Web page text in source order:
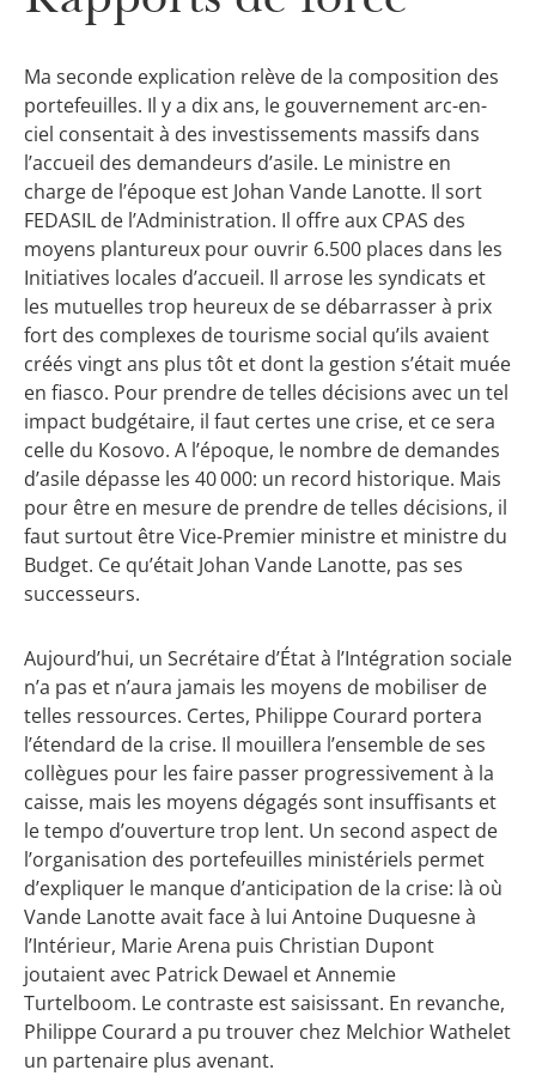
Ma seconde explication relève de la composition des
portefeuilles. Il y a dix ans, le gouvernement arc-en-
ciel consentait à des investissements massifs dans
l’accueil des demandeurs d’asile. Le ministre en
charge de l’époque est Johan Vande Lanotte. Il sort
FEDASIL de l’Administration. Il offre aux CPAS des
moyens plantureux pour ouvrir 6.500 places dans les
Initiatives locales d’accueil. Il arrose les syndicats et
les mutuelles trop heureux de se débarrasser à prix
fort des complexes de tourisme social qu’ils avaient
créés vingt ans plus tôt et dont la gestion s’était muée
en fiasco. Pour prendre de telles décisions avec un tel
impact budgétaire, il faut certes une crise, et ce sera
celle du Kosovo. A l’époque, le nombre de demandes
d’asile dépasse les 40 000: un record historique. Mais
pour être en mesure de prendre de telles décisions, il
faut surtout être Vice-Premier ministre et ministre du
Budget. Ce qu’était Johan Vande Lanotte, pas ses
successeurs.
Aujourd’hui, un Secrétaire d’État à l’Intégration sociale
n’a pas et n’aura jamais les moyens de mobiliser de
telles ressources. Certes, Philippe Courard portera
l’étendard de la crise. Il mouillera l’ensemble de ses
collègues pour les faire passer progressivement à la
caisse, mais les moyens dégagés sont insuffisants et
le tempo d’ouverture trop lent. Un second aspect de
l’organisation des portefeuilles ministériels permet
d’expliquer le manque d’anticipation de la crise: là où
Vande Lanotte avait face à lui Antoine Duquesne à
l’Intérieur, Marie Arena puis Christian Dupont
joutaient avec Patrick Dewael et Annemie
Turtelboom. Le contraste est saisissant. En revanche,
Philippe Courard a pu trouver chez Melchior Wathelet
un partenaire plus avenant.